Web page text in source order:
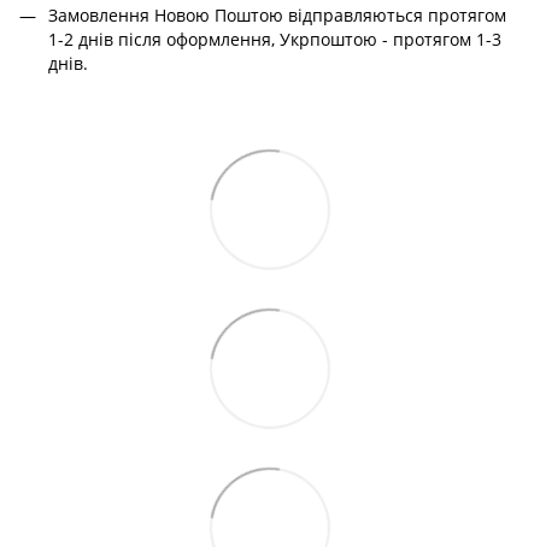
Замовлення Новою Поштою відправляються протягом
1-2 днів після оформлення, Укрпоштою - протягом 1-3
днів.